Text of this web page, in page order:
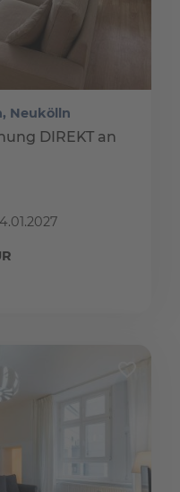
Neukölln
DIREKT an